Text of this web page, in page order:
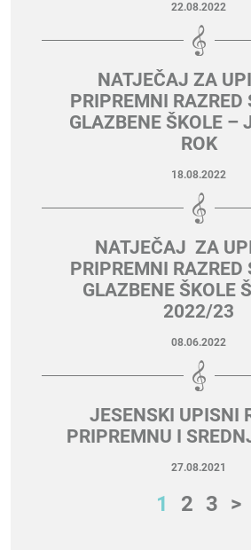
22.08.2022
NATJEČAJ ZA
PRIPREMNI RAZRED
GLAZBENE ŠKOLE –
ROK
18.08.2022
NATJEČAJ ZA
PRIPREMNI RAZRED
GLAZBENE ŠKOLE
2022/23
08.06.2022
JESENSKI UPISNI
PRIPREMNU I
27.08.2021
1 2 3 >